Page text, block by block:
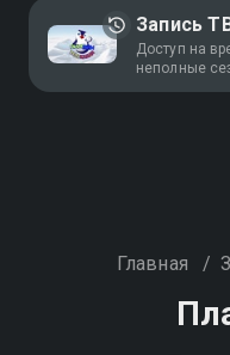
Запись
Доступ на
неполные
Главная /